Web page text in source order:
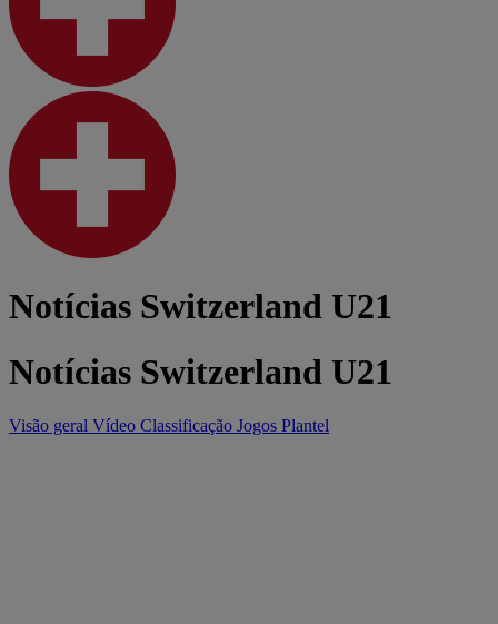
Notícias Switzerland U21
Notícias Switzerland U21
Visão geral Vídeo Classificação Jogos Plantel